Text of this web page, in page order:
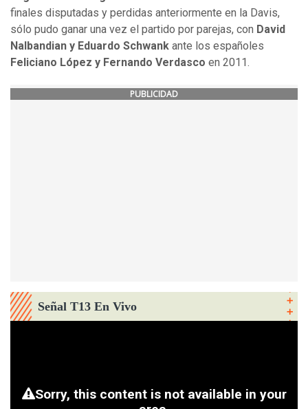
finales disputadas y perdidas anteriormente en la Davis,
sólo pudo ganar una vez el partido por parejas, con David
Nalbandian y Eduardo Schwank ante los españoles
Feliciano López y Fernando Verdasco en 2011.
PUBLICIDAD
Señal T13 En Vivo